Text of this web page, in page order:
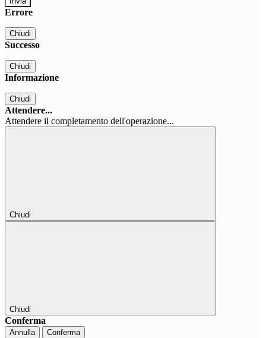
Errore
Chiudi
Successo
Chiudi
Informazione
Chiudi
Attendere...
Attendere il completamento dell'operazione...
Chiudi
Chiudi
Conferma
Annulla Conferma